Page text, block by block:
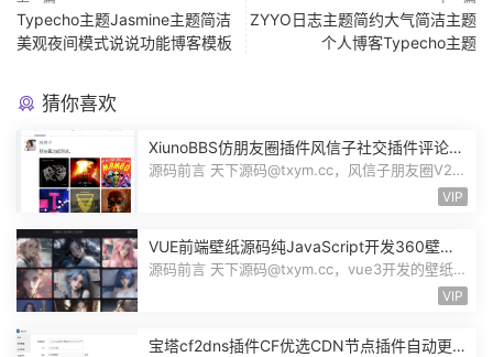
Typecho主题Jasmine主题简洁
美观夜间模式说说功能博客模板
ZYYO日志主题简约大气简洁主题
个人博客Typecho主题
猜你喜欢
XiunoBBS仿朋友圈插件风信子社交插件评论回
复点赞互动自适应源码修罗论坛fxz_friends
源码前言 天下源码@txym.cc，风信子朋友圈V2.0
VIP
VUE前端壁纸源码纯JavaScript开发360壁纸
接口wallpaper模板无后台源码奇风壁纸
源码前言 天下源码@txym.cc，vue3开发的壁纸网
VIP
宝塔cf2dns插件CF优选CDN节点插件自动更新